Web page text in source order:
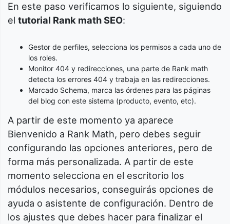
En este paso verificamos lo siguiente, siguiendo
el tutorial Rank math SEO:
Gestor de perfiles, selecciona los permisos a cada uno de
los roles.
Monitor 404 y redirecciones, una parte de Rank math
detecta los errores 404 y trabaja en las redirecciones.
Marcado Schema, marca las órdenes para las páginas
del blog con este sistema (producto, evento, etc).
A partir de este momento ya aparece
Bienvenido a Rank Math, pero debes seguir
configurando las opciones anteriores, pero de
forma más personalizada. A partir de este
momento selecciona en el escritorio los
módulos necesarios, conseguirás opciones de
ayuda o asistente de configuración. Dentro de
los ajustes que debes hacer para finalizar el